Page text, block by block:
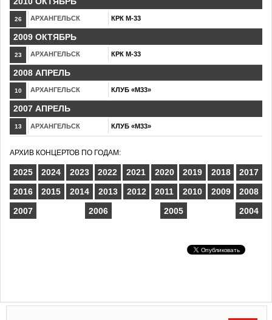
26 АРХАНГЕЛЬСК КРК М-33
2009 ОКТЯБРЬ
23 АРХАНГЕЛЬСК КРК М-33
2008 АПРЕЛЬ
10 АРХАНГЕЛЬСК КЛУБ «М33»
2007 АПРЕЛЬ
13 АРХАНГЕЛЬСК КЛУБ «М33»
АРХИВ КОНЦЕРТОВ ПО ГОДАМ:
2025 2024 2023 2022 2021 2020 2019 2018
2017
2016
2015 2014 2013 2012 2011 2010 2009
2008
2007
2006 2005 2004